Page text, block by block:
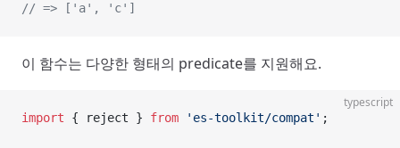
// => ['a', 'c']
이 함수는 다양한 형태의 predicate를 지원해요.
typescript
import { reject } from 'es-toolkit/compat' ;